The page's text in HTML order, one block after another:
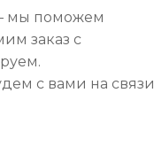
мы поможем
заказ с
с вами на связи